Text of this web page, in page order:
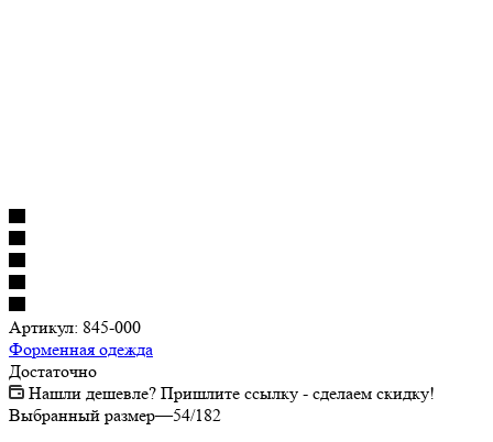
Артикул: 845-000
Форменная одежда
Достаточно
Нашли дешевле? Пришлите ссылку - сделаем скидку!
Выбранный размер—54/182